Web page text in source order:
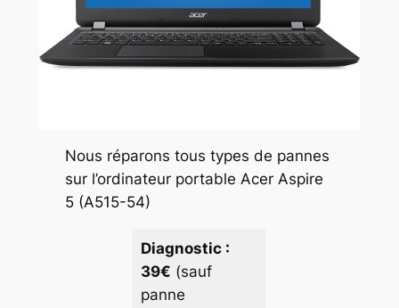
Nous réparons tous types de pannes
sur l’ordinateur portable Acer Aspire
5 (A515-54)
Diagnostic :
39€ (sauf
panne